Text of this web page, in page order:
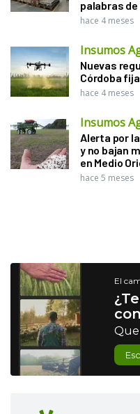
palabras
hace 4 meses
Insumos
Nuevas
Córdoba
hace 4 meses
Insumos
Alerta por
y no bajan
en Medio
hace 5 meses
El